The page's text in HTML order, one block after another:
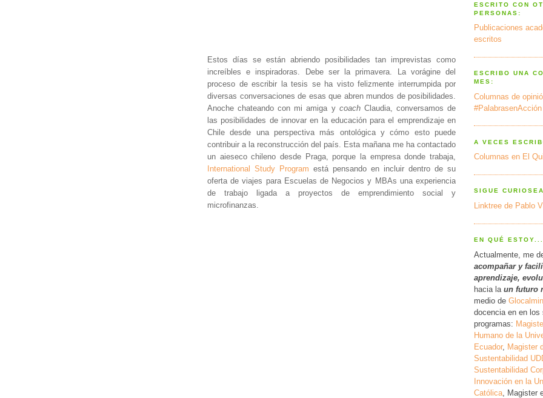
Estos días se están abriendo posibilidades tan imprevistas como
increíbles e inspiradoras. Debe ser la primavera. La vorágine del
proceso de escribir la tesis se ha visto felizmente interrumpida por
diversas conversaciones de esas que abren mundos de posibilidades.
Anoche chateando con mi amiga y coachClaudia, conversamos de
las posibilidades de innovar en la educación para el emprendizaje en
Chile desde una perspectiva más ontológica y cómo esto puede
contribuir a la reconstrucción del país. Esta mañana me ha contactado
un aieseco chileno desde Praga, porque la empresa donde trabaja,
International Study Program está pensando en incluir dentro de su
oferta de viajes para Escuelas de Negocios y MBAs una experiencia
de trabajo ligada a proyectos de emprendimiento social y
microfinanzas.
ESCRITO CON
PERSONAS:
Publicaciones
escritos
ESCRIBO UNA
MES:
Columnas de
#PalabrasenAcción
A VECES
Columnas en El
SIGUE
Linktree de Pablo
EN QUÉ ESTOY...
Actualmente, me
acompañar y
aprendizaje,
hacia la un futuro
medio de
docencia en en los
programas:
Humano de la
Ecuador, Magister
Sustentabilidad
Sustentabilidad
Innovación en la
Católica , Magister